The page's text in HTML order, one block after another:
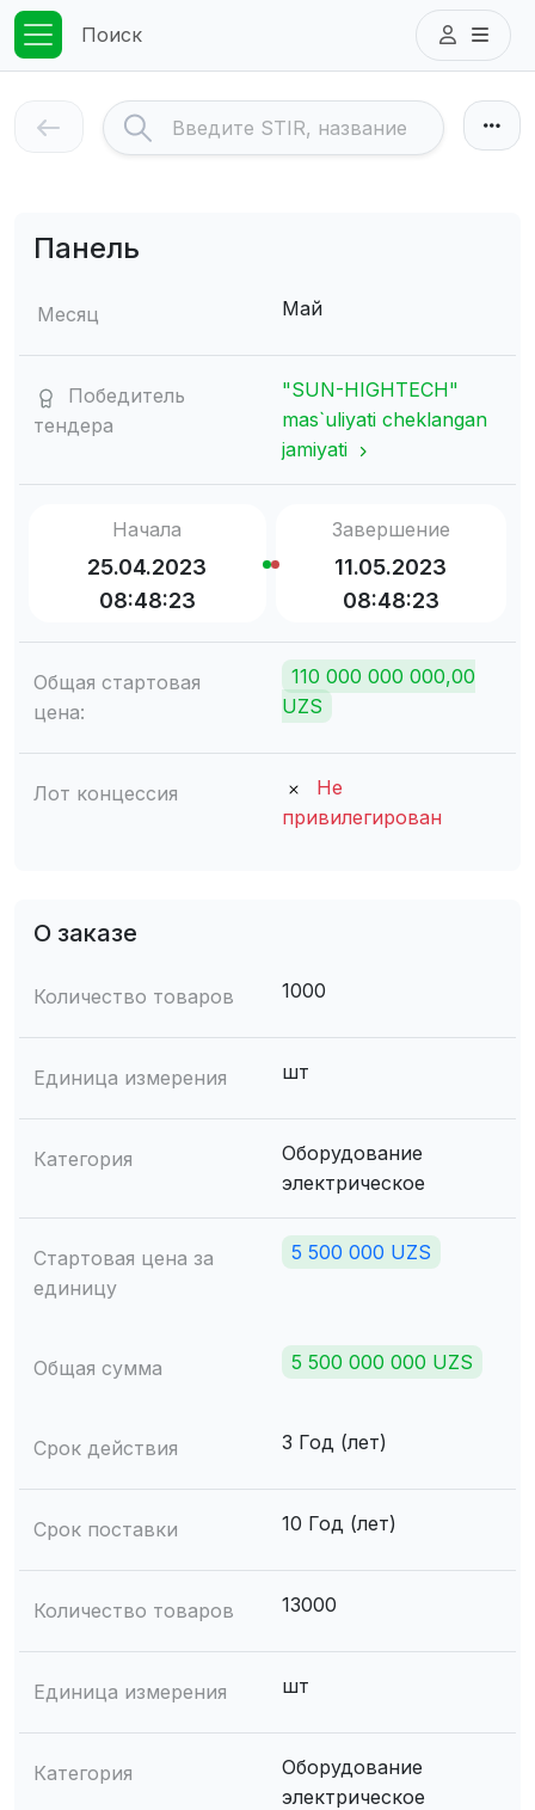
Поиск
Панель
Месяц Май
Победитель
тендера
"SUN-HIGHTECH"
mas`uliyati cheklangan
jamiyati
Начала
25.04.2023
08:48:23
Завершение
11.05.2023
08:48:23
Общая стартовая
цена:
110 000 000 000,00
UZS
Лот концессия
Не
привилегирован
О заказе
Количество товаров 1000
Единица измерения шт
Категория
Оборудование
электрическое
Стартовая цена за
единицу
5 500 000 UZS
Общая сумма 5 500 000 000 UZS
Срок действия 3 Год (лет)
Срок поставки 10 Год (лет)
Количество товаров 13000
Единица измерения шт
Категория
Оборудование
электрическое